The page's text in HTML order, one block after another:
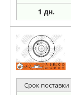
1 дн.
Срок поставки